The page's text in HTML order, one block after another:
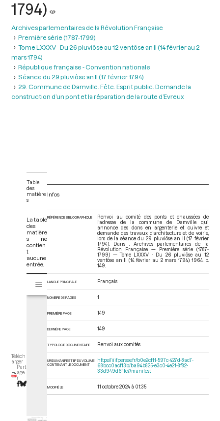
1794)
Archives parlementaires de la Révolution Française
Première série (1787-1799)
Tome LXXXV - Du 26 pluviôse au 12 ventôse an II (14 février au 2
mars 1794)
République française - Convention nationale
Séance du 29 pluviôse an II (17 février 1794)
29. Commune de Damville. Fête. Esprit public. Demande la
construction d’un pont et la réparation de la route d’Evreux
Téléch
arger
Part
age
r
Table
des
matière
s
La table
des
matière
s ne
contien
t
aucune
entrée.
s
M
d
Tome LXXXV - Du 26 pluviôse au 12 ventôse an II (14 février au 2 mars
Infos
RÉFÉRENCE BIBLIOGRAPHIQUE
Renvoi au comité des ponts et chaussées de
l'adresse de la commune de Damville qui
annonce des dons en argenterie et cuivre et
demande des travaux d'architecture et de voirie,
lors de la séance du 29 pluviôse an II (17 février
1794). Dans : Archives parlementaires de la
Révolution Française — Première série (1787-
1799) — Tome LXXXV - Du 26 pluviôse au 12
ventôse an II (14 février au 2 mars 1794). 1964. p.
149.
LANGUE PRINCIPALE Français
NOMBRE DE PAGES 1
PREMIÈRE PAGE 149
DERNIÈRE PAGE 149
TYPOLOGIE DOCUMENTAIRE Renvoi aux comités
URI DU MANIFEST IIIF DU VOLUME
CONTENANT LE DOCUMENT
https://iiif.persee.fr/b0e2cf11-597c-427d-8ac7-
68bcc0acf13b/ba94b825-e3c0-4e21-8f82-
33d949d61fc7/manifest
MODIFIÉ LE 11 octobre 2024 à 01:35